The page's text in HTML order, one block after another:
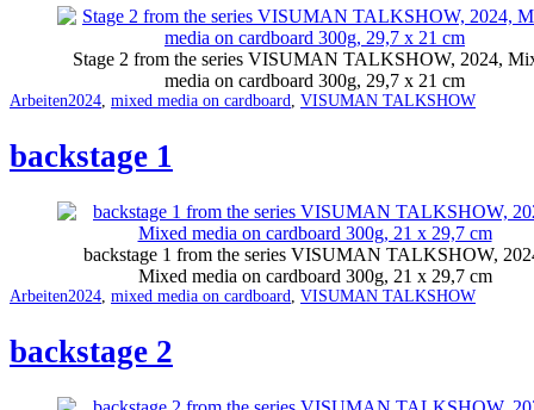
Stage 2 from the series VISUMAN TALKSHOW, 2024,
media on cardboard 300g, 29,7 x 21 cm
Categorized
ArbeitenTagged
2024, mixed media on cardboard, VISUMAN TALKSHOW
backstage 1
backstage 1 from the series VISUMAN TALKSHOW,
Mixed media on cardboard 300g, 21 x 29,7 cm
Categorized
ArbeitenTagged
2024, mixed media on cardboard, VISUMAN TALKSHOW
backstage 2